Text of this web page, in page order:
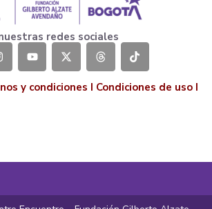
redes sociales
y condiciones I Condiciones de uso I